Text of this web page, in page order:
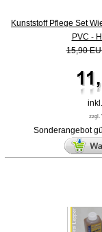
Kunststoff Pflege Set
PVC -
15,90
zzgl.
Sonderangebot